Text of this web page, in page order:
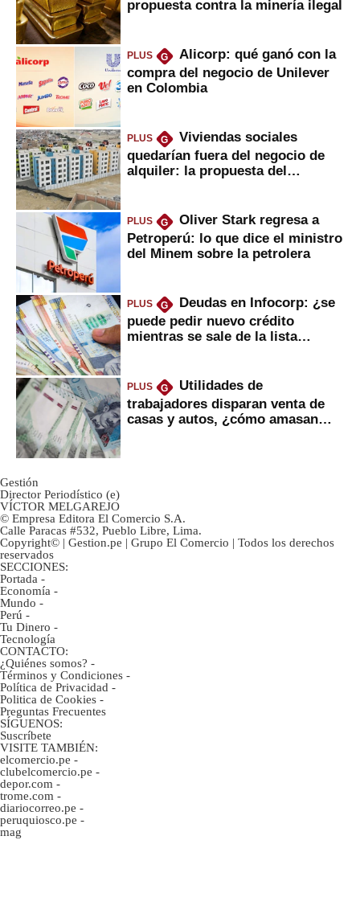
propuesta contra la minería ilegal
PLUS G
Alicorp: qué ganó con la
compra del negocio de Unilever
en Colombia
PLUS G
Viviendas sociales
quedarían fuera del negocio de
alquiler: la propuesta del
PLUS G
Oliver Stark regresa a
Petroperú: lo que dice el ministro
del Minem sobre la petrolera
PLUS G
Deudas en Infocorp: ¿se
puede pedir nuevo crédito
mientras se sale de la lista
PLUS G
Utilidades de
trabajadores disparan venta de
casas y autos, ¿cómo amasan
Gestión
Director Periodístico (e)
VÍCTOR MELGAREJO
© Empresa Editora El Comercio S.A.
Calle Paracas #532, Pueblo Libre, Lima.
Copyright© | Gestion.pe | Grupo El Comercio | Todos los derechos
reservados
SECCIONES:
Portada -
Economía -
Mundo -
Perú -
Tu Dinero -
Tecnología
CONTACTO:
¿Quiénes somos? -
Términos y Condiciones -
Política de Privacidad -
Politica de Cookies -
Preguntas Frecuentes
SÍGUENOS:
Suscríbete
VISITE TAMBIÉN:
elcomercio.pe -
clubelcomercio.pe -
depor.com -
trome.com -
diariocorreo.pe -
peruquiosco.pe -
mag